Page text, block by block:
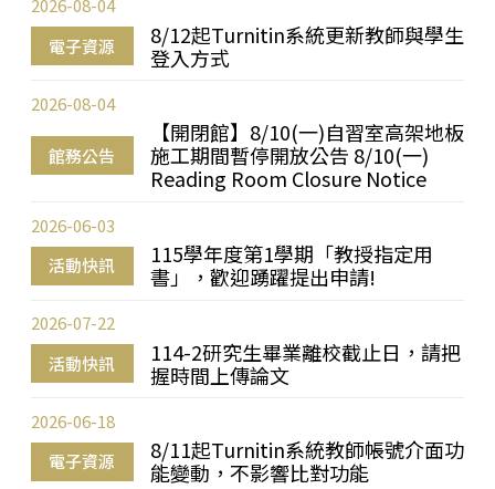
電子資源
8/12起Turnitin系統更新教師與學生
登入方式
2026-08-04
館務公告
【開閉館】8/10(一)自習室高架地板
施工期間暫停開放公告 8/10(一)
Reading Room Closure Notice
2026-08-04
活動快訊
115學年度第1學期「教授指定用
書」，歡迎踴躍提出申請!
2026-06-03
活動快訊
114-2研究生畢業離校截止日，請把
握時間上傳論文
2026-07-22
電子資源
8/11起Turnitin系統教師帳號介面功
能變動，不影響比對功能
2026-06-18